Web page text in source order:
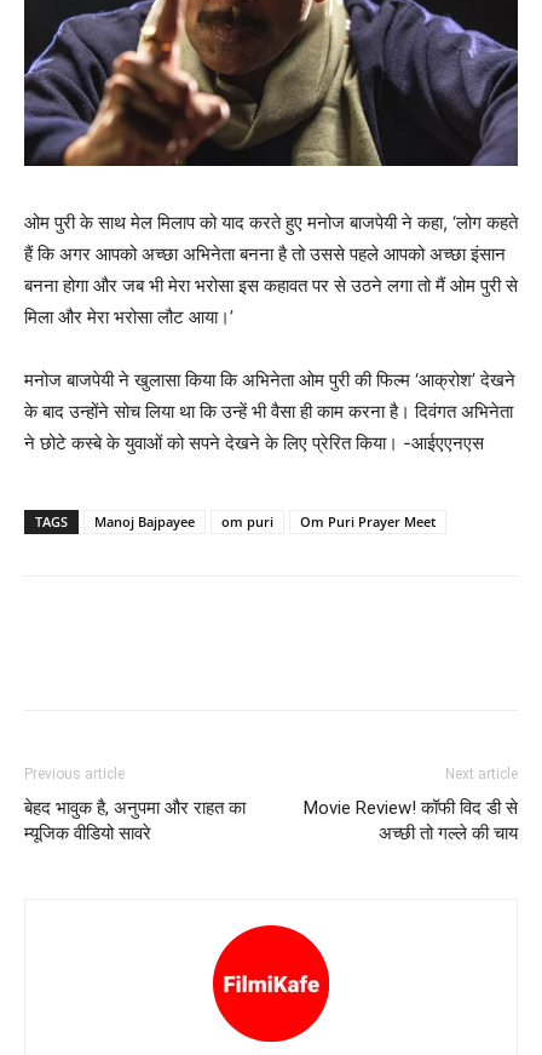
ओम पुरी के साथ मेल मिलाप को याद करते हुए मनोज बाजपेयी ने कहा, ‘लोग कहते
हैं कि अगर आपको अच्छा अभिनेता बनना है तो उससे पहले आपको अच्छा इंसान
बनना होगा और जब भी मेरा भरोसा इस कहावत पर से उठने लगा तो मैं ओम पुरी से
मिला और मेरा भरोसा लौट आया।’
मनोज बाजपेयी ने खुलासा किया कि अभिनेता ओम पुरी की फिल्म ‘आक्रोश’ देखने
के बाद उन्होंने सोच लिया था कि उन्हें भी वैसा ही काम करना है। दिवंगत अभिनेता
ने छोटे कस्बे के युवाओं को सपने देखने के लिए प्रेरित किया। -आईएएनएस
TAGS Manoj Bajpayee om puri Om Puri Prayer Meet
Previous article
बेहद भावुक है, अनुपमा और राहत का
म्‍यूजिक वीडियो सावरे
Next article
Movie Review! कॉफी विद डी से
अच्‍छी तो गल्‍ले की चाय